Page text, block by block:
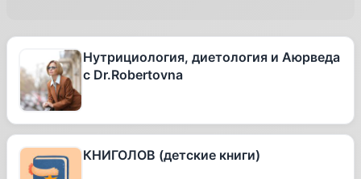
Нутрициология, диетология и Аюрведа
с Dr.Robertovna
КНИГОЛОВ (детские книги)